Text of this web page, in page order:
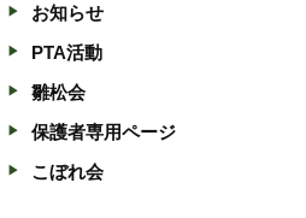
お知らせ
PTA活動
雛松会
保護者専用ページ
こぼれ会